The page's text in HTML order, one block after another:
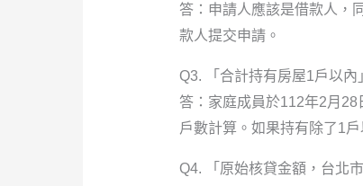
答：申請人應該是借款人，
款人提交申請。
Q3. 「合計持有房屋1戶以內
答：家庭成員於112年2月
戶數計算。如果持有除了1
Q4. 「原始核貸金額，台北